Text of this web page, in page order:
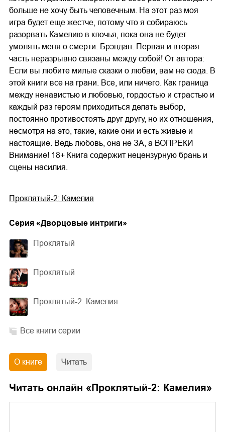
больше не хочу быть человечным. На этот раз моя
игра будет еще жестче, потому что я собираюсь
разорвать Камелию в клочья, пока она не будет
умолять меня о смерти. Брэндан. Первая и вторая
часть неразрывно связаны между собой! От автора:
Если вы любите милые сказки о любви, вам не сюда. В
этой книги все на грани. Все, или ничего. Как граница
между ненавистью и любовью, гордостью и страстью и
каждый раз героям приходиться делать выбор,
постоянно противостоять друг другу, но их отношения,
несмотря на это, такие, какие они и есть живые и
настоящие. Ведь любовь, она не ЗА, а ВОПРЕКИ
Внимание! 18+ Книга содержит нецензурную брань и
сцены насилия.
Проклятый-2: Камелия
Cерия «Дворцовые интриги»
Проклятый
Проклятый
Проклятый-2: Камелия
Все книги серии
О книге Читать
Читать онлайн « Проклятый-2: Камелия»